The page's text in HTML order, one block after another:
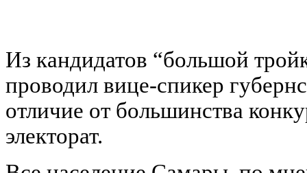
Из кандидатов “большой
проводил вице-спикер
отличие от большинства
электорат.